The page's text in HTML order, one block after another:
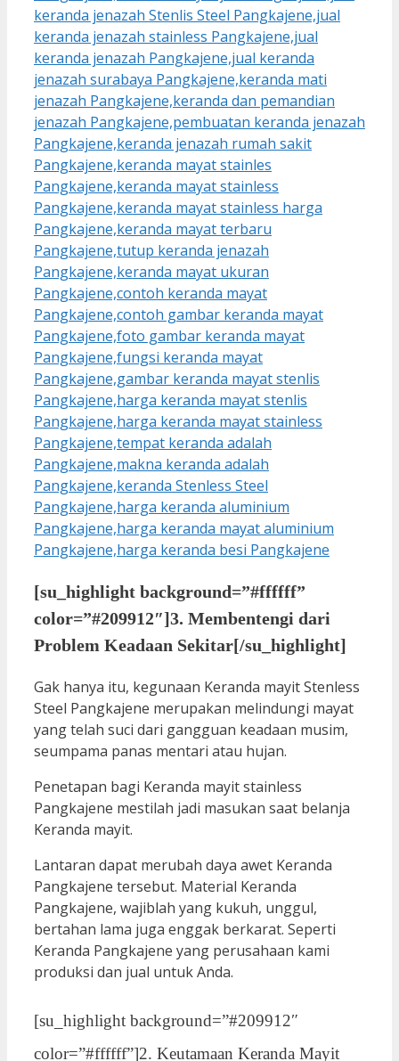
[su_highlight background=”#ffffff”
color=”#209912″]3. Membentengi dari
Problem Keadaan Sekitar[/su_highlight]
Gak hanya itu, kegunaan Keranda mayit Stenless
Steel Pangkajene merupakan melindungi mayat
yang telah suci dari gangguan keadaan musim,
seumpama panas mentari atau hujan.
Penetapan bagi Keranda mayit stainless
Pangkajene mestilah jadi masukan saat belanja
Keranda mayit.
Lantaran dapat merubah daya awet Keranda
Pangkajene tersebut. Material Keranda
Pangkajene, wajiblah yang kukuh, unggul,
bertahan lama juga enggak berkarat. Seperti
Keranda Pangkajene yang perusahaan kami
produksi dan jual untuk Anda.
[su_highlight background=”#209912″
color=”#ffffff”]2. Keutamaan Keranda Mayit